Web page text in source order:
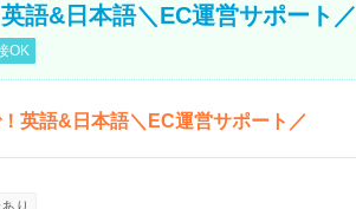
語&日本語＼EC運営サポート／
OK
英語&日本語＼EC運営サポート／